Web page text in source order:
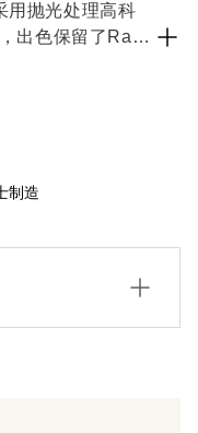
用抛光处理高科
出色保留了Rado
著，并搭载装饰
制造